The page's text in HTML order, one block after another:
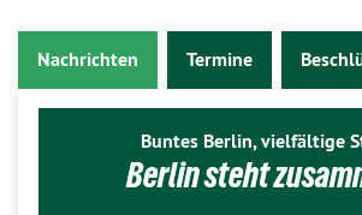
Nachrichten Termine
Buntes Berlin, vielfältige
Berlin steht